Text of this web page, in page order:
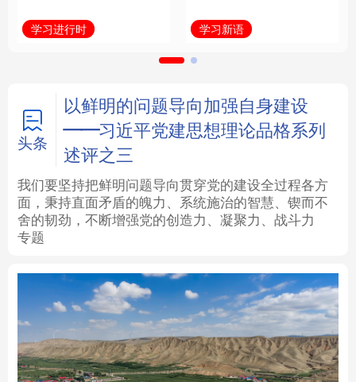
学术中国 乡村振兴 银龄 溯源中国
城市 旅游 能源 会展
彩票 娱乐 时尚 悦读
公益 一带一路 亚太网 上市公司
地方频道
北京 天津 河北 山西
学习进行时 学习新语
头条
以鲜明的问题导向加强自身建设
——习近平党建思想理论品格系列
述评之三
我们要坚持把鲜明问题导向贯穿党的建设全过程各方
面，秉持直面矛盾的魄力、系统施治的智慧、锲而不
舍的韧劲，不断增强党的创造力、凝聚力、战斗力
专题